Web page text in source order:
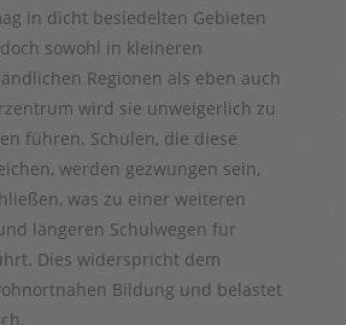
in dicht besiedelten Gebieten
sowohl in kleineren
Regionen als eben auch
wird sie unweigerlich zu
führen. Schulen, die diese
werden gezwungen sein,
was zu einer weiteren
längeren Schulwegen für
Dies widerspricht dem
Bildung und belastet